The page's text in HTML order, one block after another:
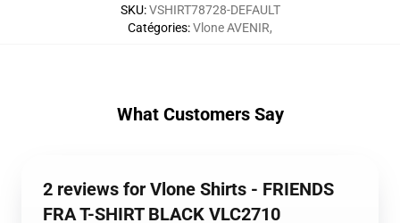
SKU:VSHIRT78728-DEFAULT
Catégories:Vlone AVENIR,
What Customers Say
2 reviews for Vlone Shirts - FRIENDS
FRA T-SHIRT BLACK VLC2710